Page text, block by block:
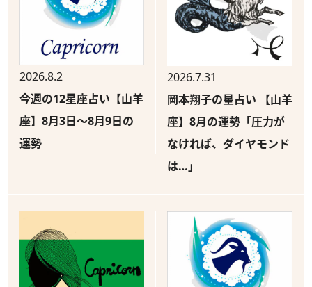
2026.8.2
今週の12星座占い【山羊
座】8月3日～8月9日の
運勢
2026.7.31
岡本翔子の星占い 【山羊
座】8月の運勢「圧力が
なければ、ダイヤモンド
は…」